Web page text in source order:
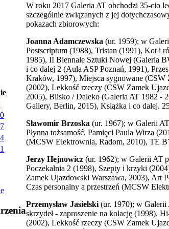
W roku 2017 Galeria AT obchodzi 35-cio
szczególnie związanych z jej
pokazach zbiorowych:
Joanna Adamczewska (ur. 1959); w
Postscriptum (1988), Tristan (1991), Kot i
1985), II Biennale Sztuki Nowej (Galeria
i co dalej 2 (Aula ASP Poznań, 1991),
Kraków, 1997), Miejsca sygnowane (CSW
(2002), Lekkość rzeczy (CSW Zamek
2005), Blisko / Daleko (Galeria AT 1982 -
Gallery, Berlin, 2015), Książka i co dalej.
Sławomir Brzoska (ur. 1967); w Galerii
Płynna tożsamość. Pamięci Paula Wirza
(MCSW Elektrownia, Radom, 2010), TE
Jerzy Hejnowicz (ur. 1962); w Galerii AT
Poczekalnia 2 (1998), Szepty i krzyki
Zamek Ujazdowski Warszawa, 2003), Art
Czas personalny a przestrzeń (MCSW
Przemysław Jasielski (ur. 1970); w Galerii
skrzydeł - zaproszenie na kolację (1998),
(2002), Lekkość rzeczy (CSW Zamek